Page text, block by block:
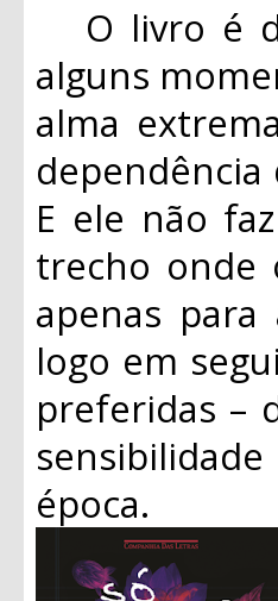
O livro é
alguns
alma
dependência
E ele não
trecho onde
apenas
logo em
preferidas –
época.